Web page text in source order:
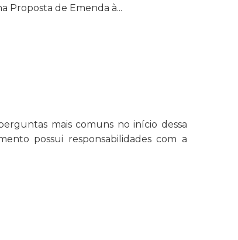
Proposta de Emenda à...
mais comuns no início dessa
possui responsabilidades com a